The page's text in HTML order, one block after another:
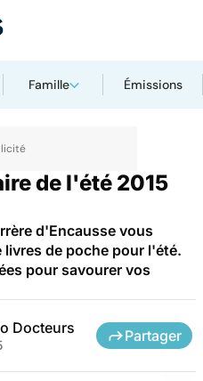
Famille Émissions
de l'été 2015
d'Encausse vous
de poche pour l'été.
pour savourer vos
Docteurs Partager